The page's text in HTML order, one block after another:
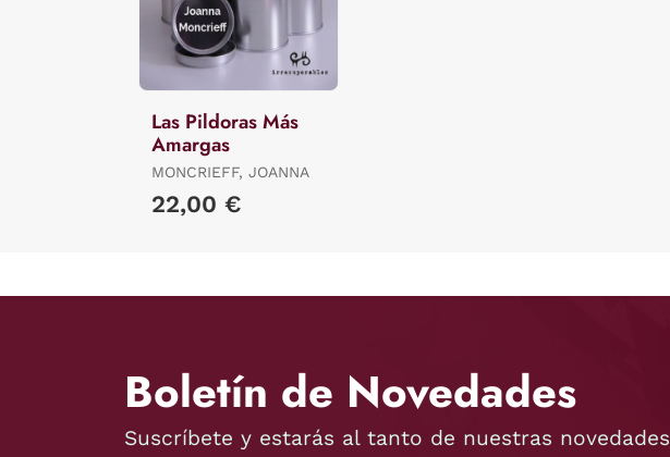
Las Pildoras Más
Amargas
MONCRIEFF, JOANNA
22,00 €
Boletín de Novedades
Suscríbete y estarás al tanto de nuestras novedades